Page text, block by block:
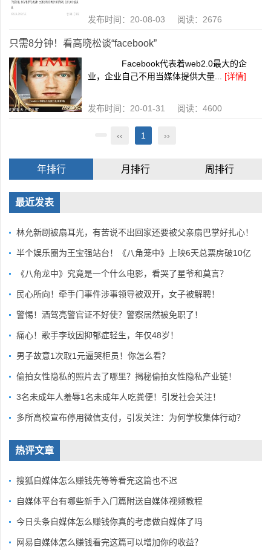
发布时间：20-08-03 阅读：2676
只需8分钟！看高晓松谈“facebook”
Facebook代表着web2.0最大的企
业，企业自己不用当媒体提供大量... [详情]
发布时间：20-01-31 阅读：4600
‹‹ 1 ››
年排行 月排行 周排行
最近发表
林允新剧被扇耳光，有苦说不出回家还要被父亲扇巴掌好扎心！
半个娱乐圈为王宝强站台！《八角笼中》上映6天总票房破10亿
《八角龙中》究竟是一个什么电影，看哭了星爷和莫言？
民心所向！牵手门事件涉事领导被双开，女子被解聘！
警惕！酒驾亮警官证不好使？警察居然被免职了！
痛心！歌手李玟因抑郁症轻生，年仅48岁！
男子故意1次取1元逼哭柜员！你怎么看？
偷拍女性隐私的照片去了哪里？揭秘偷拍女性隐私产业链！
3名未成年人羞辱1名未成年人吃粪便！引发社会关注！
多所高校宣布停用微信支付，引发关注：为何学校集体行动？
热评文章
搜狐自媒体怎么赚钱先等等看完这篇也不迟
自媒体平台有哪些新手入门篇附送自媒体视频教程
今日头条自媒体怎么赚钱你真的考虑做自媒体了吗
网易自媒体怎么赚钱看完这篇可以增加你的收益？